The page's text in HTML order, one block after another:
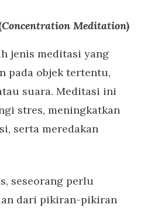
Concentration Meditation)
jenis meditasi yang
pada objek tertentu,
suara. Meditasi ini
stres, meningkatkan
serta meredakan
seseorang perlu
dari pikiran-pikiran